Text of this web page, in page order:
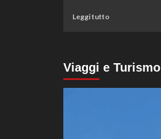
set
Leggi tuttoLeggi
Juventus
Viaggi e Turismo